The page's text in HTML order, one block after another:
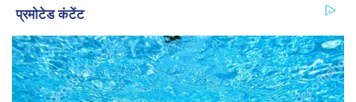
अगला लेख
TCS-BPO यौन शोषण केस में बड़ा अपडेट, निदा खान 14 दिन की
न्यायिक हिरासत में, अन्य आरोपियों की जमानत पर सुनवाई